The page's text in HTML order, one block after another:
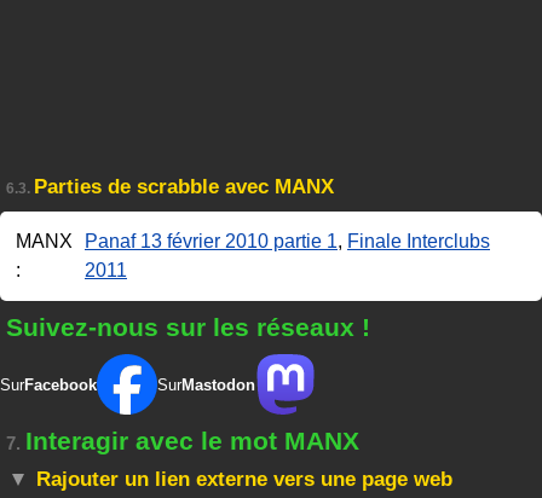
6.3. Parties de scrabble avec MANX
MANX
:
Panaf 13 février 2010 partie 1, Finale Interclubs
2011
Suivez-nous sur les réseaux !
SurFacebook SurMastodon
7. Interagir avec le mot MANX
Rajouter un lien externe vers une page web